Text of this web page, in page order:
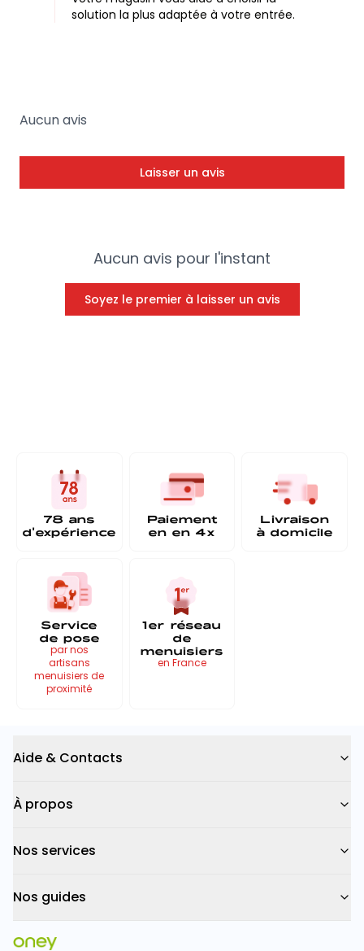
solution la plus adaptée à votre entrée.
Aucun avis pour l'instant
Soyez le premier à laisser un avis
Aucun avis
Laisser un avis
78 ans
d'expérience
Paiement
en en 4x
Livraison
à domicile
Service
de pose
par nos
artisans
menuisiers de
proximité
1er réseau
de
menuisiers
en France
Aide & Contacts
À propos
Nos services
Nos guides